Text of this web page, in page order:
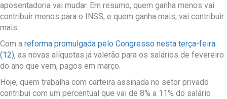
aposentadoria vai mudar. Em resumo, quem ganha menos vai
contribuir menos para o INSS, e quem ganha mais, vai contribuir
mais.
Com a reforma promulgada pelo Congresso nesta terça-feira
(12), as novas alíquotas já valerão para os salários de fevereiro
do ano que vem, pagos em março.
Hoje, quem trabalha com carteira assinada no setor privado
contribui com um percentual que vai de 8% a 11% do salário